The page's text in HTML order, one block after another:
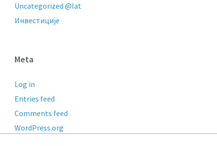
Uncategorized @lat
Инвестиције
Meta
Log in
Entries feed
Comments feed
WordPress.org